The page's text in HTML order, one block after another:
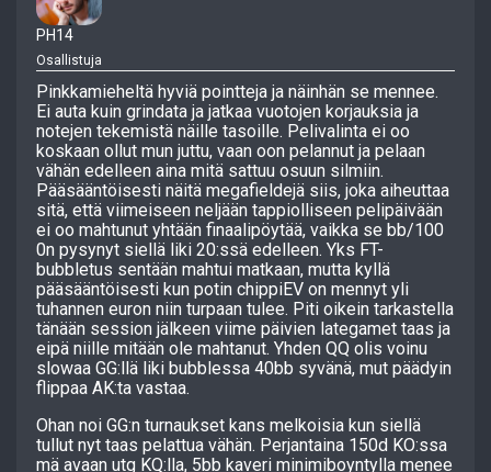
PH14
Osallistuja
Pinkkamieheltä hyviä pointteja ja näinhän se mennee.
Ei auta kuin grindata ja jatkaa vuotojen korjauksia ja
notejen tekemistä näille tasoille. Pelivalinta ei oo
koskaan ollut mun juttu, vaan oon pelannut ja pelaan
vähän edelleen aina mitä sattuu osuun silmiin.
Pääsääntöisesti näitä megafieldejä siis, joka aiheuttaa
sitä, että viimeiseen neljään tappiolliseen pelipäivään
ei oo mahtunut yhtään finaalipöytää, vaikka se bb/100
0n pysynyt siellä liki 20:ssä edelleen. Yks FT-
bubbletus sentään mahtui matkaan, mutta kyllä
pääsääntöisesti kun potin chippiEV on mennyt yli
tuhannen euron niin turpaan tulee. Piti oikein tarkastella
tänään session jälkeen viime päivien lategamet taas ja
eipä niille mitään ole mahtanut. Yhden QQ olis voinu
slowaa GG:llä liki bubblessa 40bb syvänä, mut päädyin
flippaa AK:ta vastaa.
Ohan noi GG:n turnaukset kans melkoisia kun siellä
tullut nyt taas pelattua vähän. Perjantaina 150d KO:ssa
mä avaan utg KQ:lla, 5bb kaveri minimiboyntylla menee